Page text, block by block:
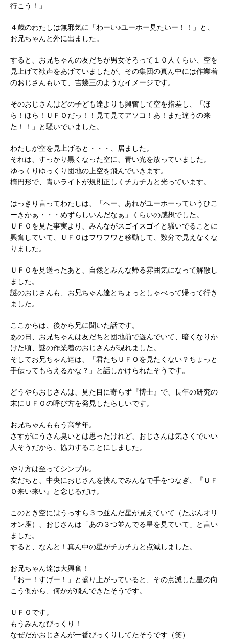
行こう！」
４歳のわたしは無邪気に「わーい♪ユーホー見たいー！！」と、
お兄ちゃんと外に出ました。
すると、お兄ちゃんの友だちが男女そろって１０人くらい、空を
見上げて歓声をあげていましたが、その集団の真ん中には作業着
のおじさんもいて、吉幾三のようなイメージです。
そのおじさんはどの子ども達よりも興奮して空を指差し、「ほ
ら！ほら！ＵＦＯだっ！！見て見てアソコ！あ！また違うの来
た！！」と騒いでいました。
わたしが空を見上げると・・・、居ました。
それは、すっかり黒くなった空に、青い光を放っていました。
ゆっくりゆっくり団地の上空を飛んでいきます。
楕円形で、青いライトが規則正しくチカチカと光っています。
はっきり言ってわたしは、「へー、あれがユーホーっていうひこ
ーきかぁ・・・めずらしいんだなぁ」くらいの感想でした。
ＵＦＯを見た事実より、みんながスゴイスゴイと騒いでることに
興奮していて、ＵＦＯはフワフワと移動して、数分で見えなくな
りました。
ＵＦＯを見送ったあと、自然とみんな帰る雰囲気になって解散し
ました。
謎のおじさんも、お兄ちゃん達とちょっとしゃべって帰って行き
ました。
ここからは、後から兄に聞いた話です。
あの日、お兄ちゃんは友だちと団地前で遊んでいて、暗くなりか
けた頃、謎の作業着のおじさんが現れました。
そしてお兄ちゃん達は、「君たちＵＦＯを見たくない？ちょっと
手伝ってもらえるかな？」と話しかけられたそうです。
どうやらおじさんは、見た目に寄らず『博士』で、長年の研究の
末にＵＦＯの呼び方を発見したらしいです。
お兄ちゃんももう高学年。
さすがにうさん臭いとは思ったけれど、おじさんは気さくでいい
人そうだから、協力することにしました。
やり方は至ってシンプル。
友だちと、中央におじさんを挟んでみんなで手をつなぎ、『ＵＦ
Ｏ来い来い』と念じるだけ。
このとき空にはうっすら３つ並んだ星が見えていて（たぶんオリ
オン座）、おじさんは「あの３つ並んでる星を見ていて」と言い
ました。
すると、なんと！真ん中の星がチカチカと点滅しました。
お兄ちゃん達は大興奮！
「おー！すげー！」と盛り上がっていると、その点滅した星の向
こう側から、何かが飛んできたそうです。
ＵＦＯです。
もうみんなびっくり！
なぜだかおじさんが一番びっくりしてたそうです（笑）